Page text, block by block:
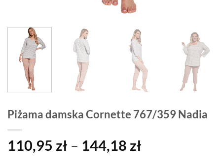
Piżama damska Cornette 767/359 Nadia
110,95 zł – 144,18 zł